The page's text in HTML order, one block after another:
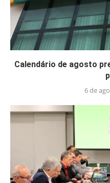
Calendário de agosto
6 de